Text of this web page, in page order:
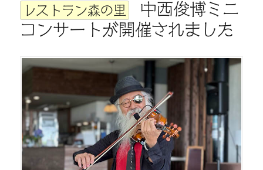
レストラン森の里
中西俊博ミニ
コンサートが開催されました